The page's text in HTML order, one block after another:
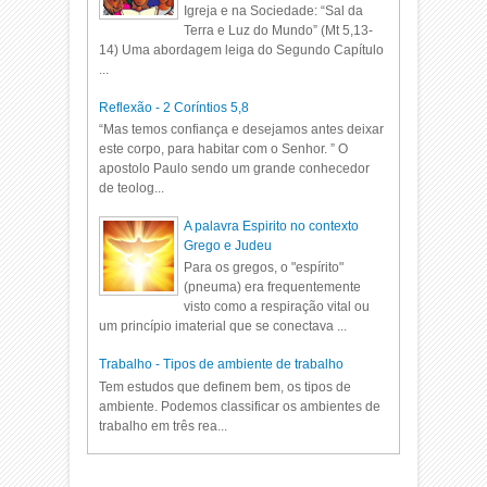
Igreja e na Sociedade: “Sal da
Terra e Luz do Mundo” (Mt 5,13-
14) Uma abordagem leiga do Segundo Capítulo
...
Reflexão - 2 Coríntios 5,8
“Mas temos confiança e desejamos antes deixar
este corpo, para habitar com o Senhor. ” O
apostolo Paulo sendo um grande conhecedor
de teolog...
A palavra Espirito no contexto
Grego e Judeu
Para os gregos, o "espírito"
(pneuma) era frequentemente
visto como a respiração vital ou
um princípio imaterial que se conectava ...
Trabalho - Tipos de ambiente de trabalho
Tem estudos que definem bem, os tipos de
ambiente. Podemos classificar os ambientes de
trabalho em três rea...